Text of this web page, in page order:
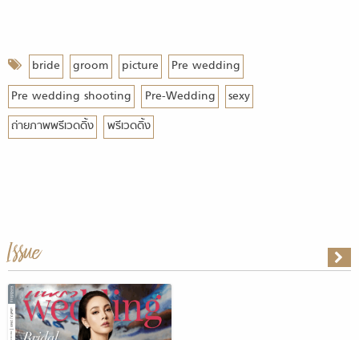
bride groom picture
Pre wedding
Pre wedding shooting
Pre-Wedding
sexy
ถ่ายภาพพรีเวดดิ้ง
พรีเวดดิ้ง
Issue